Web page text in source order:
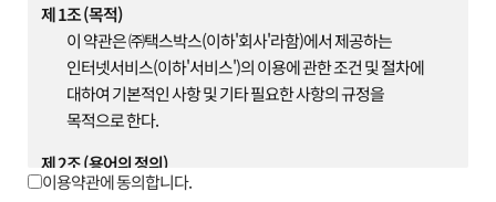
제 1조 (목적)
이 약관은 ㈜택스박스(이하'회사'라함)에서 제공하는
인터넷서비스(이하'서비스')의 이용에 관한 조건 및 절차에
대하여 기본적인 사항 및 기타 필요한 사항의 규정을
목적으로 한다.
제 2조 (용어의 정의)
1. 이 약관에서 사용하는 용어의 정의는 다음과 같습니다.
이용약관에 동의합니다.